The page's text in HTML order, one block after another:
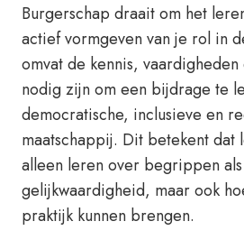
Burgerschap draait om het
actief vormgeven van je rol in
omvat de kennis,
nodig zijn om een bijdrage te
democratische, inclusieve en
maatschappij. Dit betekent dat
alleen leren over begrippen
gelijkwaardigheid, maar ook
praktijk kunnen brengen.